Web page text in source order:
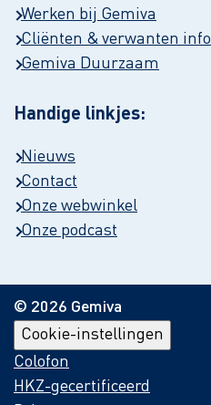
Werken bij Gemiva
Cliënten & verwanten info
Gemiva Duurzaam
Handige linkjes:
Nieuws
Contact
Onze webwinkel
Onze podcast
© 2026 Gemiva
Cookie-instellingen
Colofon
HKZ-gecertificeerd